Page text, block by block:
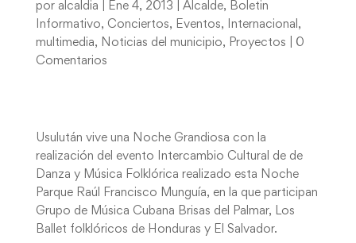
por alcaldia Ene 4, 2013 Alcalde, Boletin
Informativo, Conciertos, Eventos, Internacional ,
multimedia, Noticias del municipio, Proyectos
0
Comentarios
Usulután vive una Noche Grandiosa con la
realización del evento Intercambio Cultural de de
Danza y Música Folklórica realizado esta Noche
Parque Raúl Francisco Munguía, en la que participan
Grupo de Música Cubana Brisas del Palmar, Los
Ballet folklóricos de Honduras y El Salvador.